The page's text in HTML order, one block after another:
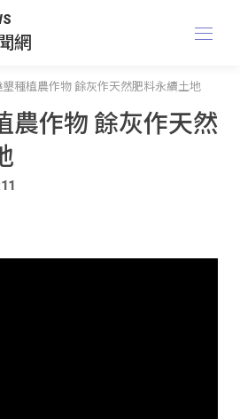
網
墾種植農作物 餘灰作天然肥料永續土地
農作物 餘灰作天然